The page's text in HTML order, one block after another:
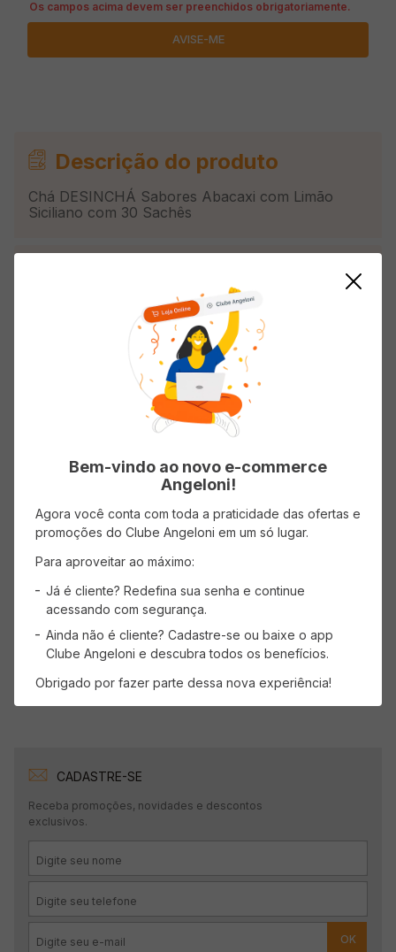
Descrição do produto
Chá DESINCHÁ Sabores Abacaxi com Limão
Siciliano com 30 Sachês
Nacional
Classificação média: 0(0 avaliações)
Faça login para escrever uma avaliação.
Mais recentes
Nenhuma avaliação
CADASTRE-SE
Receba promoções, novidades e descontos
exclusivos.
OK
Bem-vindo ao novo e-commerce
Angeloni!
Agora você conta com toda a praticidade das ofertas e
promoções do Clube Angeloni em um só lugar.
Para aproveitar ao máximo:
Já é cliente? Redefina sua senha e continue
acessando com segurança.
Ainda não é cliente? Cadastre-se ou baixe o app
Clube Angeloni e descubra todos os benefícios.
Obrigado por fazer parte dessa nova experiência!